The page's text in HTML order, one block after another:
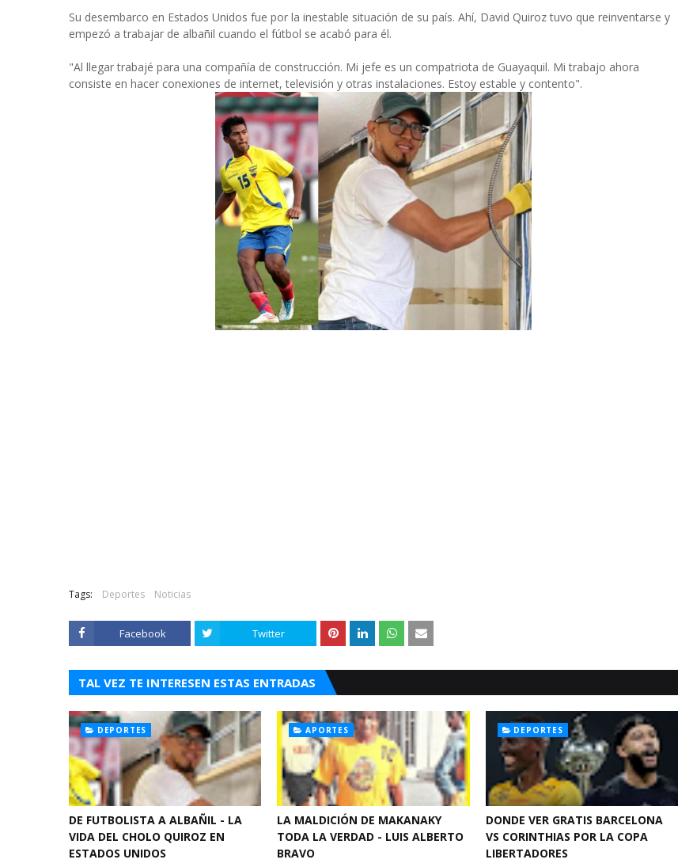
Su desembarco en Estados Unidos fue por la inestable situación de su país. Ahí, David Quiroz tuvo que reinventarse y
empezó a trabajar de albañil cuando el fútbol se acabó para él.
"Al llegar trabajé para una compañía de construcción. Mi jefe es un compatriota de Guayaquil. Mi trabajo ahora
consiste en hacer conexiones de internet, televisión y otras instalaciones. Estoy estable y contento".
Tags: Deportes Noticias
Facebook Twitter
TAL VEZ TE INTERESEN ESTAS ENTRADAS
DEPORTES
DE FUTBOLISTA A ALBAÑIL - LA
VIDA DEL CHOLO QUIROZ EN
ESTADOS UNIDOS
APORTES
LA MALDICIÓN DE MAKANAKY
TODA LA VERDAD - LUIS ALBERTO
BRAVO
DEPORTES
DONDE VER GRATIS BARCELONA
VS CORINTHIAS POR LA COPA
LIBERTADORES